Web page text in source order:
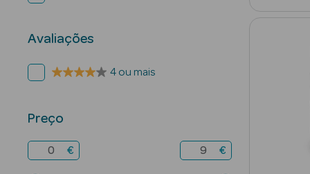
Avaliações
4 ou mais
Preço
€ €